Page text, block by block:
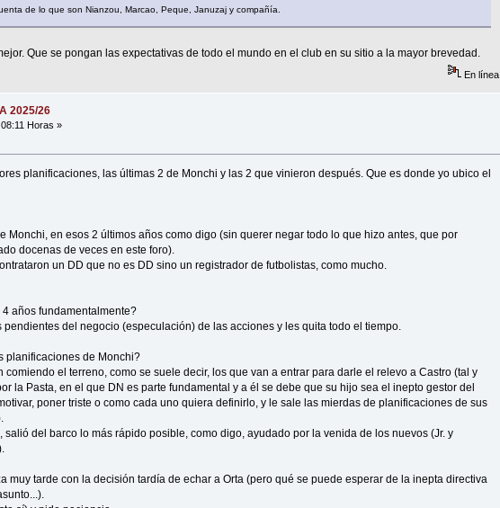
de lo que son Nianzou, Marcao, Peque, Januzaj y compañía.
Que se pongan las expectativas de todo el mundo en el club en su sitio a la mayor brevedad.
En línea
2025/26
Horas »
planificaciones, las últimas 2 de Monchi y las 2 que vinieron después. Que es donde yo ubico el
Monchi, en esos 2 últimos años como digo (sin querer negar todo lo que hizo antes, que por
docenas de veces en este foro).
un DD que no es DD sino un registrador de futbolistas, como mucho.
años fundamentalmente?
del negocio (especulación) de las acciones y les quita todo el tiempo.
planificaciones de Monchi?
comiendo el terreno, como se suele decir, los que van a entrar para darle el relevo a Castro (tal y
la Pasta, en el que DN es parte fundamental y a él se debe que su hijo sea el inepto gestor del
poner triste o como cada uno quiera definirlo, y le sale las mierdas de planificaciones de sus
del barco lo más rápido posible, como digo, ayudado por la venida de los nuevos (Jr. y
muy tarde con la decisión tardía de echar a Orta (pero qué se puede esperar de la inepta directiva